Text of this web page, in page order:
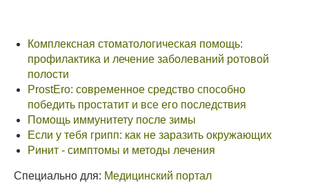
Комплексная стоматологическая помощь:
профилактика и лечение заболеваний ротовой
полости
ProstEro: современное средство способно
победить простатит и все его последствия
Помощь иммунитету после зимы
Если у тебя грипп: как не заразить окружающих
Ринит - симптомы и методы лечения
Специально для: Медицинский портал